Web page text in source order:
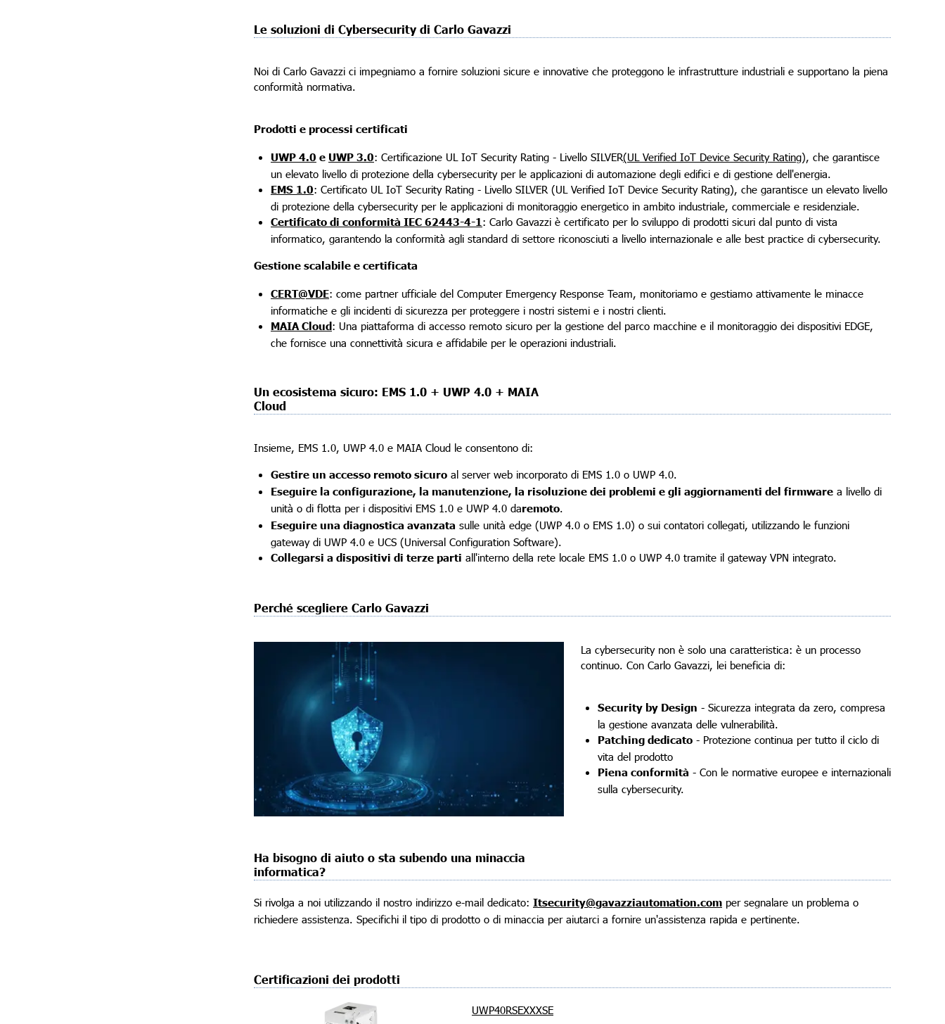
Le soluzioni di Cybersecurity di Carlo Gavazzi
Noi di Carlo Gavazzi ci impegniamo a fornire soluzioni sicure e innovative che proteggono le infrastrutture industriali e supportano la piena
conformità normativa.
Prodotti e processi certificati
UWP 4.0eUWP 3.0: Certificazione UL IoT Security Rating - Livello SILVER(UL Verified IoT Device Security Rating), che garantisce
un elevato livello di protezione della cybersecurity per le applicazioni di automazione degli edifici e di gestione dell'energia.
EMS 1.0: Certificato UL IoT Security Rating - Livello SILVER (UL Verified IoT Device Security Rating), che garantisce un elevato livello
di protezione della cybersecurity per le applicazioni di monitoraggio energetico in ambito industriale, commerciale e residenziale.
Certificato di conformità IEC 62443-4-1: Carlo Gavazzi è certificato per lo sviluppo di prodotti sicuri dal punto di vista
informatico, garantendo la conformità agli standard di settore riconosciuti a livello internazionale e alle best practice di cybersecurity.
Gestione scalabile e certificata
CERT@VDE: come partner ufficiale del Computer Emergency Response Team, monitoriamo e gestiamo attivamente le minacce
informatiche e gli incidenti di sicurezza per proteggere i nostri sistemi e i nostri clienti.
MAIA Cloud: Una piattaforma di accesso remoto sicuro per la gestione del parco macchine e il monitoraggio dei dispositivi EDGE,
che fornisce una connettività sicura e affidabile per le operazioni industriali.
Un ecosistema sicuro: EMS 1.0 + UWP 4.0 + MAIA
Cloud
Insieme, EMS 1.0, UWP 4.0 e MAIA Cloud le consentono di:
Gestire un accesso remoto sicuro al server web incorporato di EMS 1.0 o UWP 4.0.
Eseguire la configurazione, la manutenzione, la risoluzione dei problemi e gli aggiornamenti del firmware a livello di
unità o di flotta per i dispositivi EMS 1.0 e UWP 4.0 daremoto.
Eseguire una diagnostica avanzata sulle unità edge (UWP 4.0 o EMS 1.0) o sui contatori collegati, utilizzando le funzioni
gateway di UWP 4.0 e UCS (Universal Configuration Software).
Collegarsi a dispositivi di terze parti all'interno della rete locale EMS 1.0 o UWP 4.0 tramite il gateway VPN integrato.
Perché scegliere Carlo Gavazzi
La cybersecurity non è solo una caratteristica: è un processo
continuo. Con Carlo Gavazzi, lei beneficia di:
Security by Design - Sicurezza integrata da zero, compresa
la gestione avanzata delle vulnerabilità.
Patching dedicato - Protezione continua per tutto il ciclo di
vita del prodotto
Piena conformità - Con le normative europee e internazionali
sulla cybersecurity.
Ha bisogno di aiuto o sta subendo una minaccia
informatica?
Si rivolga a noi utilizzando il nostro indirizzo e-mail dedicato: Itsecurity@gavazziautomation.com per segnalare un problema o
richiedere assistenza. Specifichi il tipo di prodotto o di minaccia per aiutarci a fornire un'assistenza rapida e pertinente.
Certificazioni dei prodotti
UWP40RSEXXXSE